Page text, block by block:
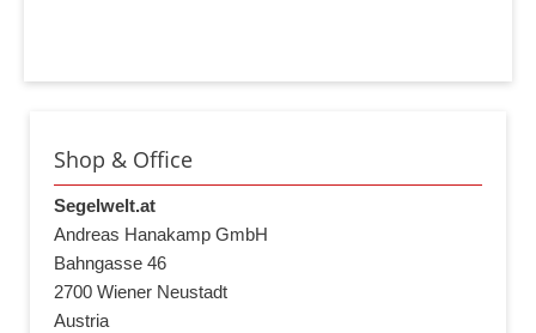
Shop & Office
Segelwelt.at
Andreas Hanakamp GmbH
Bahngasse 46
2700 Wiener Neustadt
Austria